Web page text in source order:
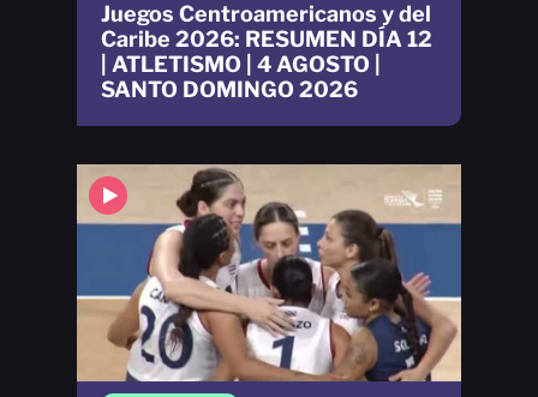
Juegos Centroamericanos y del
Caribe 2026: RESUMEN DÍA 12
| ATLETISMO | 4 AGOSTO |
SANTO DOMINGO 2026